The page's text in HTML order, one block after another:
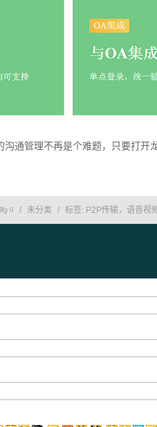
沟通管理不再是个难题，只要打
0 / 未分类 / 标签: P2P传输，语音视